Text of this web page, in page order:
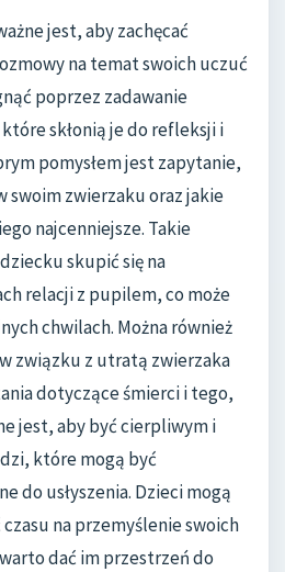
jest, aby zachęcać
na temat swoich uczuć
poprzez zadawanie
skłonią je do refleksji i
pomysłem jest zapytanie,
swoim zwierzaku oraz jakie
najcenniejsze. Takie
skupić się na
relacji z pupilem, co może
chwilach. Można również
związku z utratą zwierzaka
dotyczące śmierci i tego,
jest, aby być cierpliwym i
które mogą być
do usłyszenia. Dzieci mogą
na przemyślenie swoich
dać im przestrzeń do